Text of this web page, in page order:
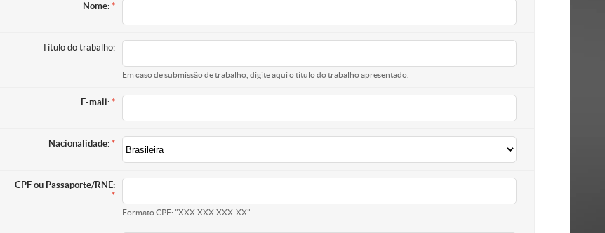
Nome:
Título do trabalho:
Em caso de submissão de trabalho, digite aqui o título do trabalho apresentado.
E-mail:
Nacionalidade:
CPF ou Passaporte/RNE:
Formato CPF: "XXX.XXX.XXX-XX"